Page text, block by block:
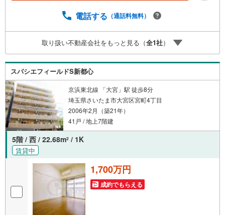
頂けます。2.FPソフトを使用しマイホーム購入の資金計
に安心を提案します。3.どんなに信用のある建築会社でも
ご自分の目で確認することは重要ですよね。弊社は特殊機
材を使用してインスペクションを実施します。
電話する （通話料無料）
取り扱い不動産会社をもっと見る（全1社）
スパシエフィールドS新都心
京浜東北線 「大宮」駅 徒歩8分
埼玉県さいたま市大宮区宮町4丁目
2006年2月（築21年）
41戸 / 地上7階建
5階 / 西 / 22.68m2 / 1K
賃貸中
1,700万円
成約でもらえる